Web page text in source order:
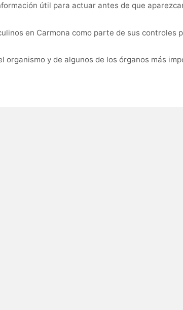
útil para actuar antes de que
en Carmona como parte de sus controles
y de algunos de los órganos más